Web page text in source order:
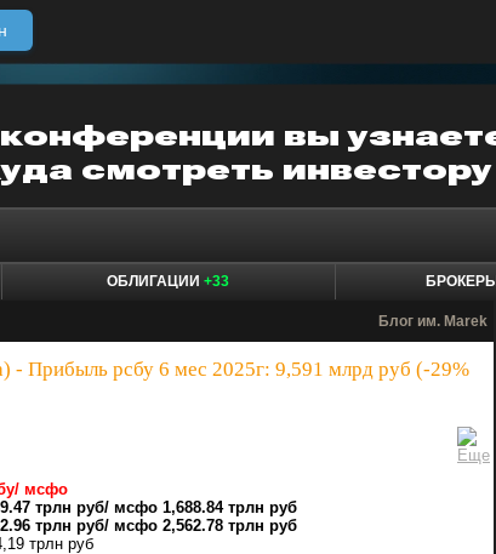
ОБЛИГАЦИИ +33 БРОКЕРЫ
Блог им. Marek
рсбу 6 мес 2025г: 9,591 млрд руб (-29%
мсфо
трлн руб/ мсфо 1,688.84 трлн руб
трлн руб/ мсфо 2,562.78 трлн руб
трлн руб